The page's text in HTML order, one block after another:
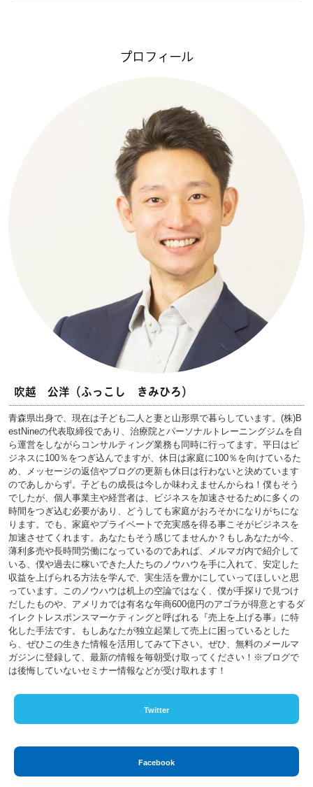
プロフィール
吹越 公洋（ふっこし きみひろ）
青森県出身で、現在は子ども二人と妻と山形県で暮らしています。(株)B
estNineの代表取締役であり、治療院とパーソナルトレーニングジムを自
ら運営をしながらコンサルティング業務も同時に行ってます。平日はビ
ジネスに100％をつぎ込んでますが、休日は家庭に100％を向けているた
め、メッセージの返信やブログの更新も休日は行わないと決めています
のであしからず。子どもの成長は今しか味わえませんからね！僕もそう
でしたが、個人事業主や経営者は、ビジネスを加速させるために多くの
時間をつぎ込む必要があり、どうしても家庭がおろそかになりがちにな
ります。でも、家庭やプライベートで充実感を得る事こそがビジネスを
加速させてくれます。あなたもそう感じてませんか？もしあなたが今、
薄利多売や長時間労働になっているのであれば、メルマガ内で紹介して
いる、僕や過去に稼いできた人たちのノウハウを手に入れて、安定した
収益を上げられる方法を学んで、実生活を豊かにしていってほしいと思
っています。このノウハウは机上の空論ではなく、僕が手探りで見つけ
だしたものや、アメリカでは有名な年商600億円のアゴラが得意とするダ
イレクトレスポンスマーケティングと呼ばれる『売上を上げる事』に特
化した手法です。もしあなたが独立起業して売上に困っているとした
ら、ぜひこの生きた情報を活用してみて下さい。ぜひ、無料のメールマ
ガジンに登録して、最新の情報を毎朝受け取ってください！※ブログで
は後悔していないセミナー情報などが受け取れます！
Twitter
Facebook